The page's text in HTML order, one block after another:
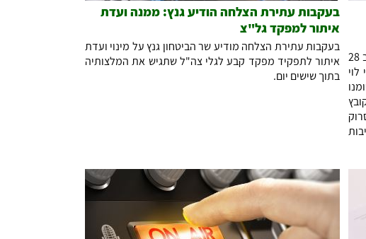
בעקבות בקשת חופש מידע של הצלחה שהוגשה לכנסת ב 28
לוי
בעקבות עתירת הצלחה הודיע גנץ: ממנה ועדת
איתור למפקד גל"צ
בעקבות עתירת הצלחה מודיע שר הביטחון גנץ על מינוי ועדת
איתור לתפקיד מפקד קבע לגלי צה"ל שתגיש את המלצותיה
בתוך שישים יום.